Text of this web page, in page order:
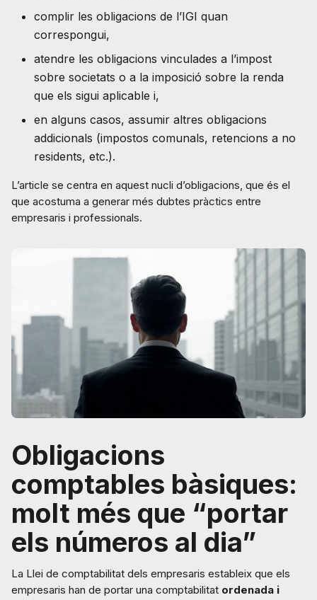
complir les obligacions de l’IGI quan
correspongui,
atendre les obligacions vinculades a l’impost
sobre societats o a la imposició sobre la renda
que els sigui aplicable i,
en alguns casos, assumir altres obligacions
addicionals (impostos comunals, retencions a no
residents, etc.).
L’article se centra en aquest nucli d’obligacions, que és el
que acostuma a generar més dubtes pràctics entre
empresaris i professionals.
Obligacions
comptables bàsiques:
molt més que “portar
els números al dia”
La Llei de comptabilitat dels empresaris estableix que els
empresaris han de portar una comptabilitat ordenada i